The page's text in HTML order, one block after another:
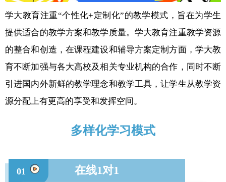
学大教育注重“个性化+定制化”的教学模式，旨在为学生
提供适合的教学方案和教学质量。学大教育注重教学资源
的整合和创造，在课程建设和辅导方案定制方面，学大教
育不断加强与各大高校及相关专业机构的合作，同时不断
引进国内外新鲜的教学理念和教学工具，让学生从教学资
源分配上有更高的享受和发挥空间。
多样化学习模式
01 在线1对1